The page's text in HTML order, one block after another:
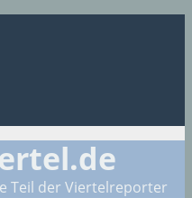
Teil der Viertelreporter